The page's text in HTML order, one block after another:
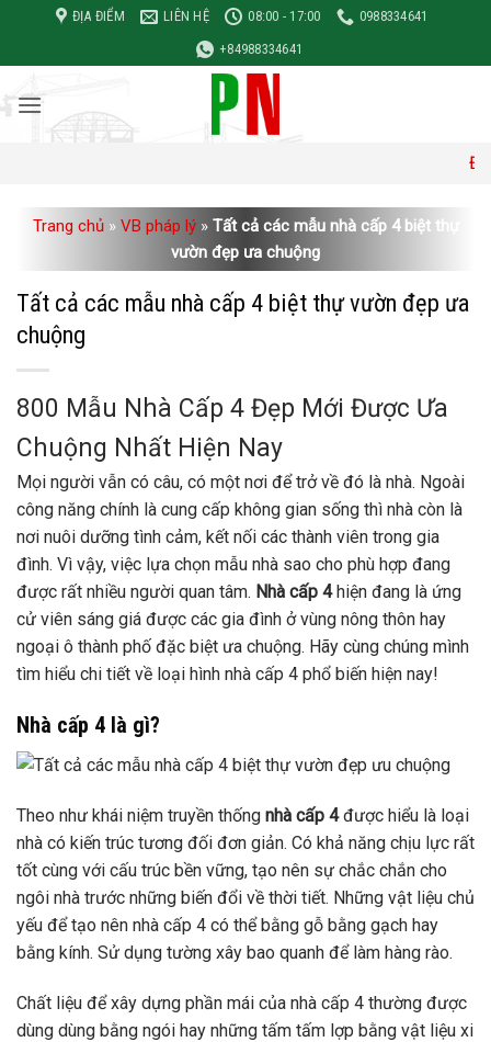
nội
dung
ĐỊA ĐIỂM LIÊN HỆ 08:00 - 17:00
0988334641
+84988334641
Đơn giá xây
Trang chủ » VB pháp lý » Tất cả các mẫu nhà cấp 4 biệt thự
vườn đẹp ưa chuộng
Tất cả các mẫu nhà cấp 4 biệt thự vườn đẹp ưa
chuộng
800 Mẫu Nhà Cấp 4 Đẹp Mới Được Ưa
Chuộng Nhất Hiện Nay
Mọi người vẫn có câu, có một nơi để trở về đó là nhà. Ngoài
công năng chính là cung cấp không gian sống thì nhà còn là
nơi nuôi dưỡng tình cảm, kết nối các thành viên trong gia
đình. Vì vậy, việc lựa chọn mẫu nhà sao cho phù hợp đang
được rất nhiều người quan tâm. Nhà cấp 4hiện đang là ứng
cử viên sáng giá được các gia đình ở vùng nông thôn hay
ngoại ô thành phố đặc biệt ưa chuộng. Hãy cùng chúng mình
tìm hiểu chi tiết về loại hình nhà cấp 4 phổ biến hiện nay!
Nhà cấp 4 là gì?
Theo như khái niệm truyền thống nhà cấp 4được hiểu là loại
nhà có kiến trúc tương đối đơn giản. Có khả năng chịu lực rất
tốt cùng với cấu trúc bền vững, tạo nên sự chắc chắn cho
ngôi nhà trước những biến đổi về thời tiết. Những vật liệu chủ
yếu để tạo nên nhà cấp 4 có thể bằng gỗ bằng gạch hay
bằng kính. Sử dụng tường xây bao quanh để làm hàng rào.
Chất liệu để xây dựng phần mái của nhà cấp 4 thường được
dùng dùng bằng ngói hay những tấm tấm lợp bằng vật liệu xi